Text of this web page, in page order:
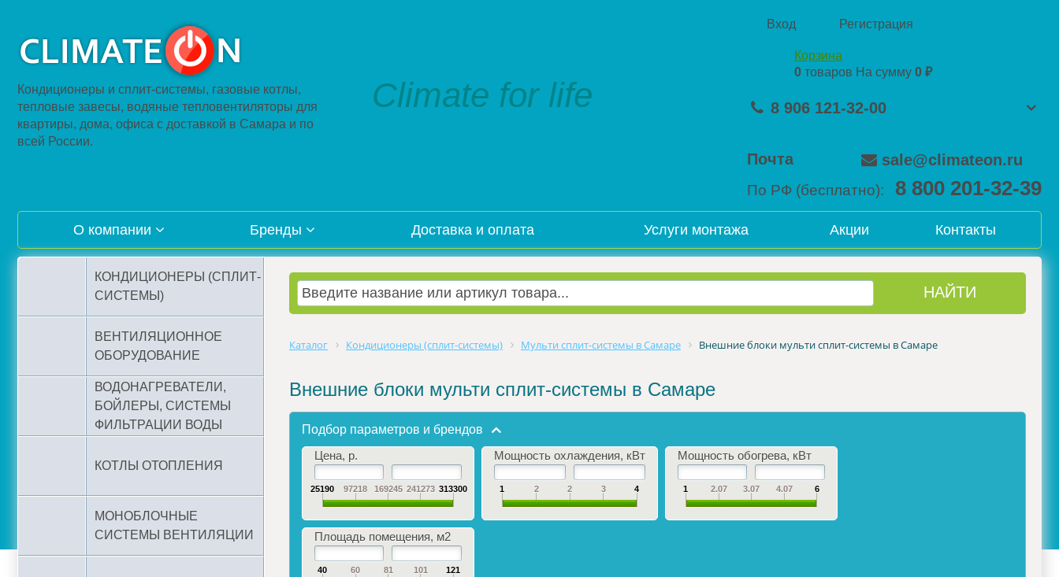
Кондиционеры и сплит-системы, газовые котлы,
тепловые завесы, водяные тепловентиляторы для
квартиры, дома, офиса с доставкой в Самара и по
всей России.
Climate for life
Вход Регистрация
Корзина
0 товаров На сумму 0 ₽
8 906 121-32-00
Почта sale@climateon.ru
По РФ (бесплатно): 8 800 201-32-39
О компании Бренды Доставка и оплата Услуги монтажа Акции Контакты
КОНДИЦИОНЕРЫ (СПЛИТ-
СИСТЕМЫ)
ВЕНТИЛЯЦИОННОЕ
ОБОРУДОВАНИЕ
ВОДОНАГРЕВАТЕЛИ,
БОЙЛЕРЫ, СИСТЕМЫ
ФИЛЬТРАЦИИ ВОДЫ
КОТЛЫ ОТОПЛЕНИЯ
МОНОБЛОЧНЫЕ
СИСТЕМЫ ВЕНТИЛЯЦИИ
Каталог Кондиционеры (сплит-системы) Мульти сплит-системы в Самаре Внешние блоки мульти сплит-системы в Самаре
Внешние блоки мульти сплит-системы в Самаре
Подбор параметров и брендов
Цена, р.
25190 97218 169245 241273 313300
Мощность охлаждения, кВт
1 2 2 3 4
Мощность обогрева, кВт
1 2.07 3.07 4.07 6
Площадь помещения, м2
40 60 81 101 121